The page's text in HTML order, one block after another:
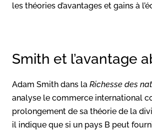
les théories d’avantages et gains à
Smith et l’avantage
Adam Smith dans la Richesse des
analyse le commerce international
prolongement de sa théorie de la
il indique que si un pays B peut